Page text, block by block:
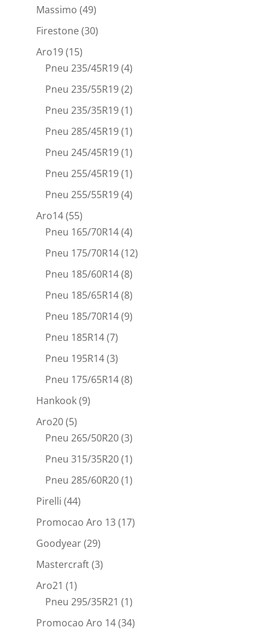
Massimo (49)
Firestone(30)
Aro19(15)
Pneu 235/45R19(4)
Pneu 235/55R19(2)
Pneu 235/35R19(1)
Pneu 285/45R19(1)
Pneu 245/45R19(1)
Pneu 255/45R19(1)
Pneu 255/55R19(4)
Aro14(55)
Pneu 165/70R14(4)
Pneu 175/70R14(12)
Pneu 185/60R14(8)
Pneu 185/65R14(8)
Pneu 185/70R14(9)
Pneu 185R14(7)
Pneu 195R14(3)
Pneu 175/65R14(8)
Hankook(9)
Aro20(5)
Pneu 265/50R20(3)
Pneu 315/35R20(1)
Pneu 285/60R20(1)
Pirelli (44)
Promocao Aro 13(17)
Goodyear(29)
Mastercraft(3)
Aro21 (1)
Pneu 295/35R21 (1)
Promocao Aro 14(34)